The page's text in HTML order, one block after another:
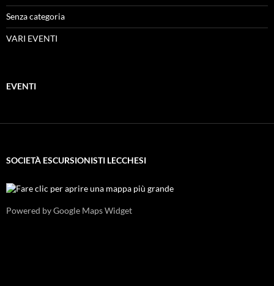
Senza categoria
VARI EVENTI
EVENTI
SOCIETÀ ESCURSIONISTI LECCHESI
Powered by Google Maps Widget